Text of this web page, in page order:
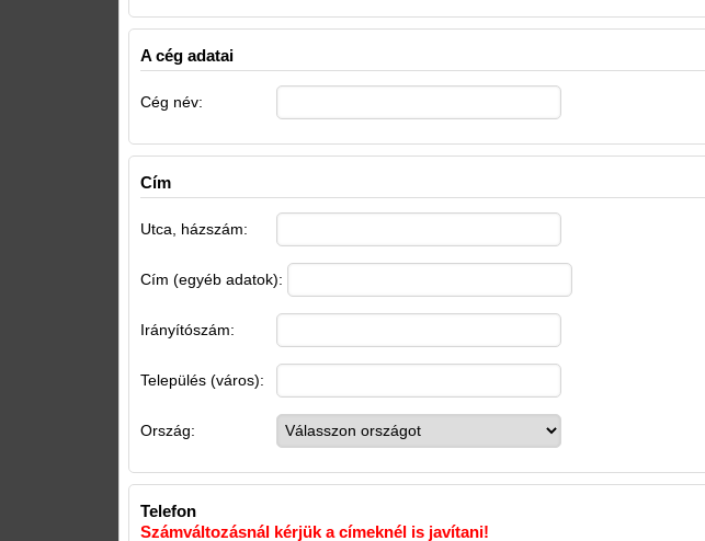
A cég adatai
Cég név:
Cím
Utca, házszám:
Cím (egyéb adatok):
Irányítószám:
Település (város):
Ország:
Telefon
Számváltozásnál kérjük a címeknél is javítani!